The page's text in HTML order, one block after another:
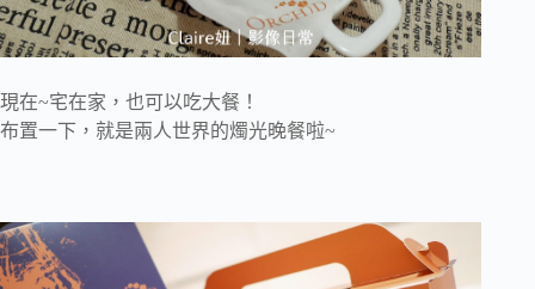
現在~宅在家，也可以吃大餐！
布置一下，就是兩人世界的燭光晚餐啦~